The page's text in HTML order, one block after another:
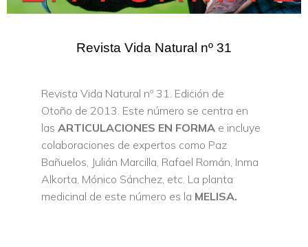
Revista Vida Natural nº 31
Revista Vida Natural nº 31. Edición de
Otoño de 2013. Este número se centra en
las ARTICULACIONES EN FORMA e incluye
colaboraciones de expertos como Paz
Bañuelos, Julián Marcilla, Rafael Román, Inma
Alkorta, Mónico Sánchez, etc. La planta
medicinal de este número es la MELISA.